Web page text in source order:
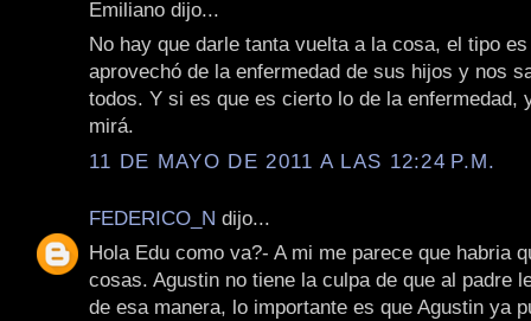
Emiliano dijo...
No hay que darle tanta vuelta a la cosa, el tipo
aprovechó de la enfermedad de sus hijos y nos
todos. Y si es que es cierto lo de la enfermedad,
mirá.
11 DE MAYO DE 2011 A LAS 12:24 P.M.
FEDERICO_N dijo...
Hola Edu como va?- A mi me parece que habria
cosas. Agustin no tiene la culpa de que al padre
de esa manera, lo importante es que Agustin ya